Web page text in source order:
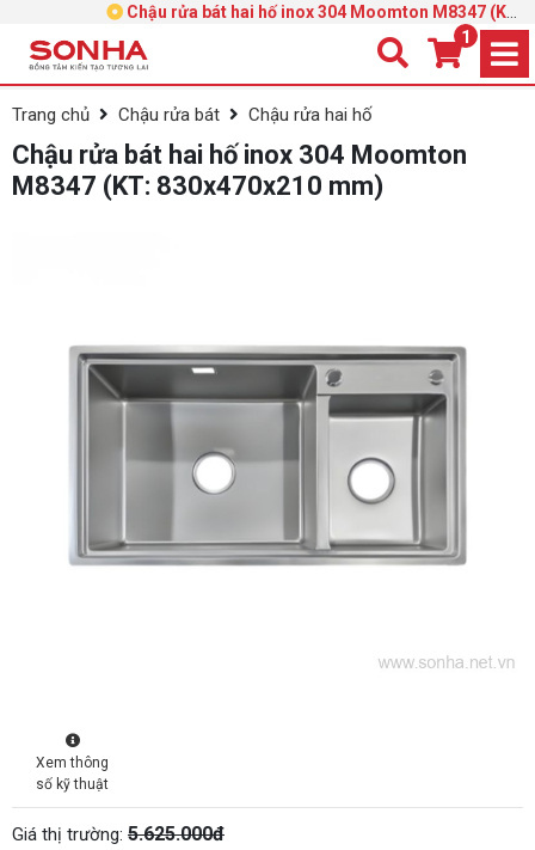
Chậu rửa bát hai hố inox 304 Moomton M8347 (KT:
830x470x210 mm)
1
Trang chủ Chậu rửa bát Chậu rửa hai hố
Chậu rửa bát hai hố inox 304 Moomton
M8347 (KT: 830x470x210 mm)
Xem thông
số kỹ thuật
Giá thị trường: 5.625.000đ